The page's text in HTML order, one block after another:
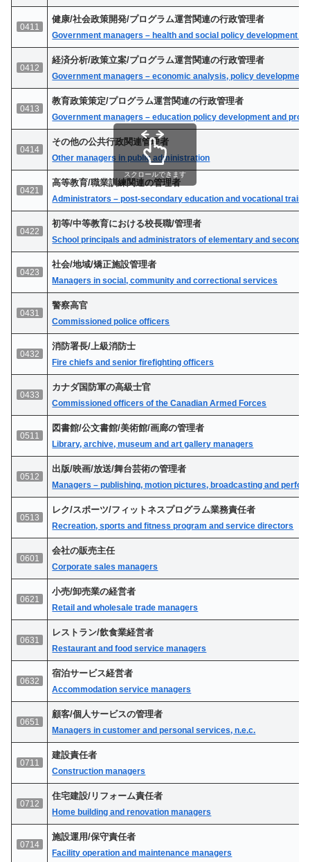
0411
健康/社会政策開発/プログラム運営関連の行政管理者
Government managers – health and social policy development
0412
経済分析/政策立案/プログラム運営関連の行政管理者
Government managers – economic analysis, policy
0413
教育政策策定/プログラム運営関連の行政管理者
Government managers – education policy development and
0414
その他の公共行政関連管理者
Other managers in public administration
0421
高等教育/職業訓練関連の管理者
Administrators – post-secondary education and vocational
0422
初等/中等教育における校長職/管理者
School principals and administrators of elementary and
0423
社会/地域/矯正施設管理者
Managers in social, community and correctional services
0431
警察高官
Commissioned police officers
0432
消防署長/上級消防士
Fire chiefs and senior firefighting officers
0433
カナダ国防軍の高級士官
Commissioned officers of the Canadian Armed Forces
0511
図書館/公文書館/美術館/画廊の管理者
Library, archive, museum and art gallery managers
0512
出版/映画/放送/舞台芸術の管理者
Managers – publishing, motion pictures, broadcasting and
0513
レク/スポーツ/フィットネスプログラム業務責任者
Recreation, sports and fitness program and service directors
0601
会社の販売主任
Corporate sales managers
0621
小売/卸売業の経営者
Retail and wholesale trade managers
0631
レストラン/飲食業経営者
Restaurant and food service managers
0632
宿泊サービス経営者
Accommodation service managers
0651
顧客/個人サービスの管理者
Managers in customer and personal services, n.e.c.
0711
建設責任者
Construction managers
0712
住宅建設/リフォーム責任者
Home building and renovation managers
0714
施設運用/保守責任者
Facility operation and maintenance managers
スクロールできます